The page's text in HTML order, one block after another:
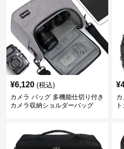
¥6,120 (税込)
カメラ バッグ 多機能仕切り付き
カメラ収納ショルダーバッグ
¥